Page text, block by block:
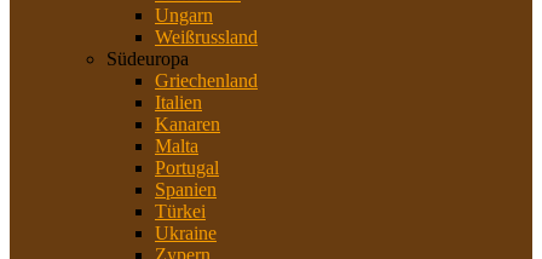
Ungarn
Weißrussland
Südeuropa
Griechenland
Italien
Kanaren
Malta
Portugal
Spanien
Türkei
Ukraine
Zypern